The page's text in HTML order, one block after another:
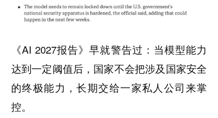
《AI 2027报告》早就警告过：当模型能力
达到一定阈值后，国家不会把涉及国家安全
的终极能力，长期交给一家私人公司来掌
控。